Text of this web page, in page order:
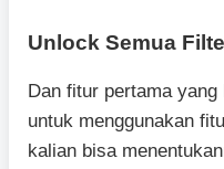
Unlock Semua
Dan fitur pertama
untuk menggunakan
kalian bisa